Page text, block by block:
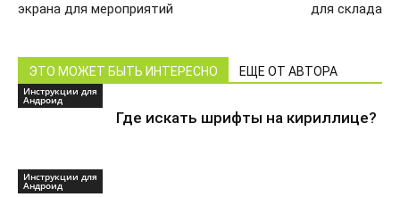
экрана для мероприятий
для склада
ЭТО МОЖЕТ БЫТЬ ИНТЕРЕСНО ЕЩЕ ОТ АВТОРА
Инструкции для
Андроид
Где искать шрифты на кириллице?
Инструкции для
Андроид